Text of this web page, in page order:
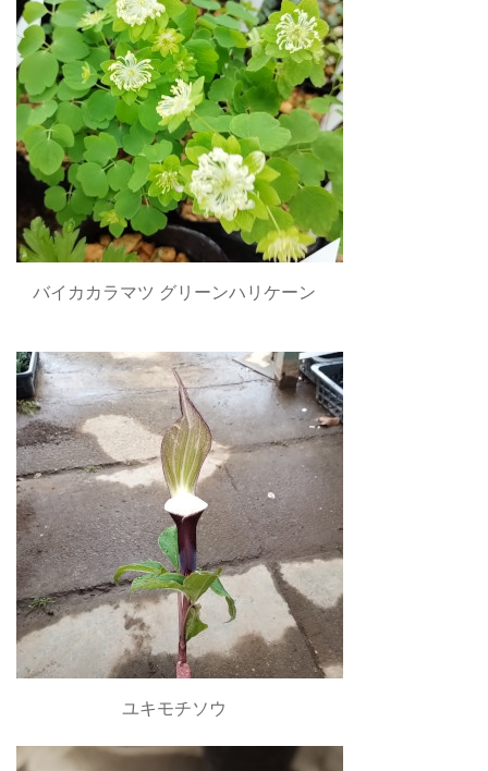
バイカカラマツ グリーンハリケーン
ユキモチソウ